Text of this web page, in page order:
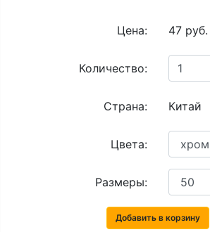
Цена: 47 руб.
Количество:
Страна: Китай
Цвета:
Размеры:
Добавить в корзину